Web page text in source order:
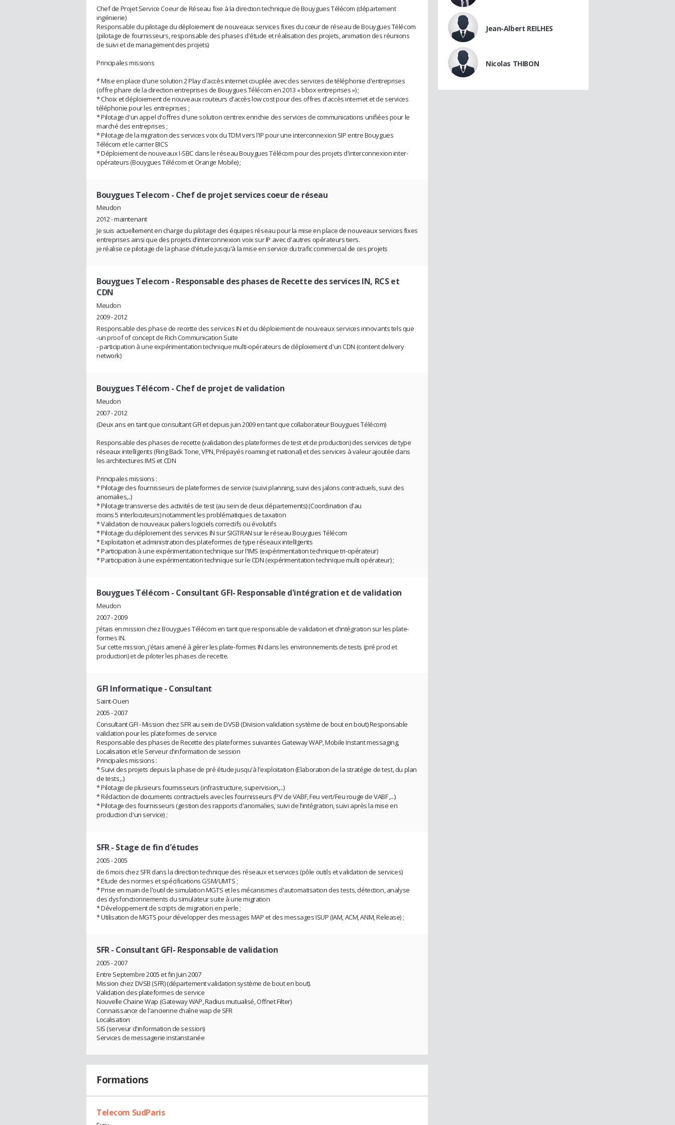
Chef de Projet Service Coeur de Réseau fixe à la direction technique de Bouygues Télécom (département
ingénierie)
Responsable du pilotage du déploiement de nouveaux services fixes du cœur de réseau de Bouygues Télécom
(pilotage de fournisseurs, responsable des phases d'étude et réalisation des projets, animation des réunions
de suivi et de management des projets)
Principales missions
* Mise en place d'une solution 2 Play d'accès internet couplée avec des services de téléphonie d'entreprises
(offre phare de la direction entreprises de Bouygues Télécom en 2013 « bbox entreprises ») ;
* Choix et déploiement de nouveaux routeurs d'accès low cost pour des offres d'accès internet et de services
téléphonie pour les entreprises ;
* Pilotage d'un appel d'offres d'une solution centrex enrichie des services de communications unifiées pour le
marché des entreprises ;
* Pilotage de la migration des services voix du TDM vers l'IP pour une interconnexion SIP entre Bouygues
Télécom et le carrier BICS
* Déploiement de nouveaux I-SBC dans le réseau Bouygues Télécom pour des projets d'interconnexion inter-
opérateurs (Bouygues Télécom et Orange Mobile) ;
Bouygues Telecom - Chef de projet services coeur de réseau
Meudon
2012 - maintenant
Je suis actuellement en charge du pilotage des équipes réseau pour la mise en place de nouveaux services fixes
entreprises ainsi que des projets d'interconnexion voix sur IP avec d'autres opérateurs tiers.
je réalise ce pilotage de la phase d'étude jusqu'à la mise en service du trafic commercial de ces projets
Bouygues Telecom - Responsable des phases de Recette des services IN, RCS et
CDN
Meudon
2009 - 2012
Responsable des phase de recette des services IN et du déploiement de nouveaux services innovants tels que
-un proof of concept de Rich Communication Suite
- participation à une expérimentation technique multi-opérateurs de déploiement d'un CDN (content delivery
network)
Bouygues Télécom - Chef de projet de validation
Meudon
2007 - 2012
(Deux ans en tant que consultant GFI et depuis juin 2009 en tant que collaborateur Bouygues Télécom)
Responsable des phases de recette (validation des plateformes de test et de production) des services de type
réseaux intelligents (Ring Back Tone, VPN, Prépayés roaming et national) et des services à valeur ajoutée dans
les architectures IMS et CDN
Principales missions :
* Pilotage des fournisseurs de plateformes de service (suivi planning, suivi des jalons contractuels, suivi des
anomalies,..)
* Pilotage transverse des activités de test (au sein de deux départements) (Coordination d'au
moins 5 interlocuteurs) notamment les problématiques de taxation
* Validation de nouveaux paliers logiciels correctifs ou évolutifs
* Pilotage du déploiement des services IN sur SIGTRAN sur le réseau Bouygues Télécom
* Exploitation et administration des plateformes de type réseaux intelligents
* Participation à une expérimentation technique sur l'IMS (expérimentation technique tri-opérateur)
* Participation à une expérimentation technique sur le CDN (expérimentation technique multi opérateur) ;
Bouygues Télécom - Consultant GFI- Responsable d'intégration et de validation
Meudon
2007 - 2009
J'étais en mission chez Bouygues Télécom en tant que responsable de validation et d'intégration sur les plate-
formes IN.
Sur cette mission, j'étais amené à gérer les plate-formes IN dans les environnements de tests (pré prod et
production) et de piloter les phases de recette.
GFI Informatique - Consultant
Saint-Ouen
2005 - 2007
Consultant GFI - Mission chez SFR au sein de DVSB (Division validation système de bout en bout) Responsable
validation pour les plateformes de service
Responsable des phases de Recette des plateformes suivantes Gateway WAP, Mobile Instant messaging,
Localisation et le Serveur d'information de session
Principales missions :
* Suivi des projets depuis la phase de pré étude jusqu'à l'exploitation (Elaboration de la stratégie de test, du plan
de tests,..)
* Pilotage de plusieurs fournisseurs (infrastructure, supervision,...)
* Rédaction de documents contractuels avec les fournisseurs (PV de VABF, Feu vert/Feu rouge de VABF ,...)
* Pilotage des fournisseurs (gestion des rapports d'anomalies, suivi de l'intégration, suivi après la mise en
production d'un service) ;
SFR- Stage de fin d'études
2005 - 2005
de 6 mois chez SFR dans la direction technique des réseaux et services (pôle outils et validation de services)
* Etude des normes et spécifications GSM/UMTS ;
* Prise en main de l'outil de simulation MGTS et les mécanismes d'automatisation des tests, détection, analyse
des dysfonctionnements du simulateur suite à une migration
* Développement de scripts de migration en perle ;
* Utilisation de MGTS pour développer des messages MAP et des messages ISUP (IAM, ACM, ANM, Release) ;
SFR- Consultant GFI- Responsable de validation
2005 - 2007
Entre Septembre 2005 et fin Juin 2007
Mission chez DVSB (SFR) (département validation système de bout en bout).
Validation des plateformes de service
Nouvelle Chaine Wap (Gateway WAP, Radius mutualisé, Offnet Filter)
Connaissance de l'ancienne chaîne wap de SFR
Localisation
SIS (serveur d'information de session)
Services de messagerie instanstanée
Formations
Telecom SudParis
Jean-Albert REILHES
Nicolas THIBON